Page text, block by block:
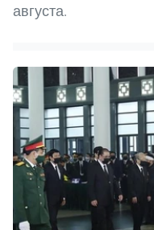
августа.